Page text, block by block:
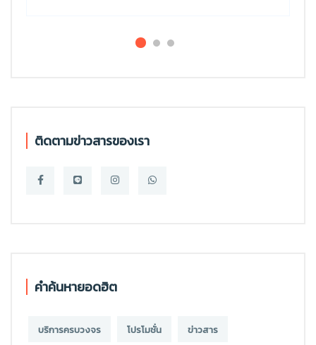
ติดตามข่าวสารของเรา
คำค้นหายอดฮิต
บริการครบวงจร โปรโมชั่น ข่าวสาร